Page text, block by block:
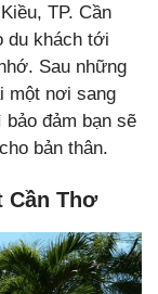
TP. Cần
du khách tới
Sau những
một nơi sang
bảo đảm bạn sẽ
bản thân.
Cần Thơ